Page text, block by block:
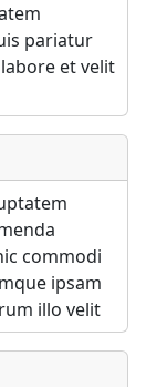
pariatur
et velit
commodi
ipsam
illo velit